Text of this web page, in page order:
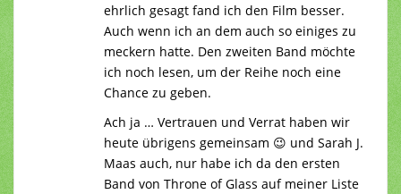
ehrlich gesagt fand ich den Film besser.
Auch wenn ich an dem auch so einiges zu
meckern hatte. Den zweiten Band möchte
ich noch lesen, um der Reihe noch eine
Chance zu geben.
Ach ja … Vertrauen und Verrat haben wir
heute übrigens gemeinsam 😉 und Sarah J.
Maas auch, nur habe ich da den ersten
Band von Throne of Glass auf meiner Liste